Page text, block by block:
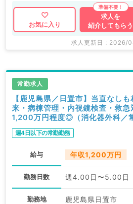
お気に入り
求人を
紹介してもらう
求人更新日 : 2026/
常勤求人
【鹿児島県／日置市】当直なし
来・病棟管理・内視鏡検査・救
1,200万円程度◎（消化器外科／
週4日以下の常勤勤務
給与 年収1,200万円
勤務日数 週4.00日〜5.00日
勤務地 鹿児島県日置市